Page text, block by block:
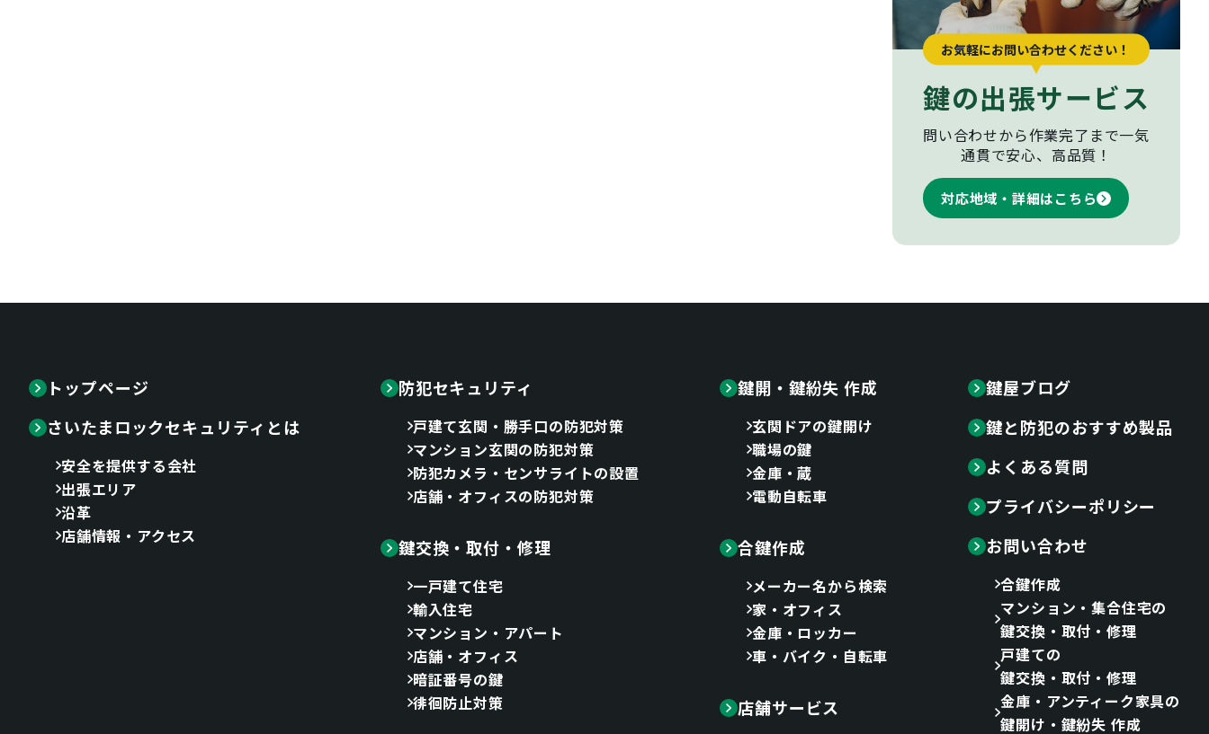
お気軽にお問い合わせください！
鍵の出張サービス
問い合わせから作業完了まで一気
通貫で安心、高品質！
対応地域・詳細はこちら
トップページ
さいたまロックセキュリティとは
安全を提供する会社
出張エリア
沿革
店舗情報・アクセス
防犯セキュリティ
戸建て玄関・勝手口の防犯対策
マンション玄関の防犯対策
防犯カメラ・センサライトの設置
店舗・オフィスの防犯対策
鍵交換・取付・修理
一戸建て住宅
輸入住宅
マンション・アパート
店舗・オフィス
暗証番号の鍵
徘徊防止対策
鍵開・鍵紛失 作成
玄関ドアの鍵開け
職場の鍵
金庫・蔵
電動自転車
合鍵作成
メーカー名から検索
家・オフィス
金庫・ロッカー
車・バイク・自転車
店舗サービス
鍵屋ブログ
鍵と防犯のおすすめ製品
よくある質問
プライバシーポリシー
お問い合わせ
合鍵作成
マンション・集合住宅の
鍵交換・取付・修理
戸建ての
鍵交換・取付・修理
金庫・アンティーク家具の
鍵開け・鍵紛失 作成